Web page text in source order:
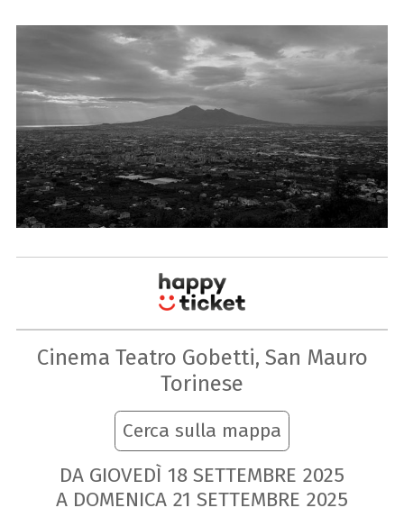
Cinema Teatro Gobetti, San Mauro
Torinese
Cerca sulla mappa
DA GIOVEDÌ 18 SETTEMBRE 2025
A DOMENICA 21 SETTEMBRE 2025